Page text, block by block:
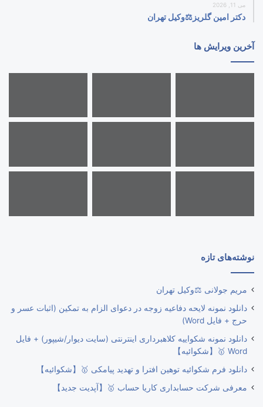
می 11, 2026
دکتر امین گلریز⚖️وکیل تهران
آخرین ویرایش ها
نوشته‌های تازه
مریم جولانی ⚖️وکیل تهران
دانلود نمونه لایحه دفاعیه زوجه در دعوای الزام به تمکین (اثبات عسر و
حرج + فایل Word)
دانلود نمونه شکواییه کلاهبرداری اینترنتی (سایت دیوار/شیپور) + فایل
Word 🥇【شکوائیه】
دانلود فرم شکوائیه توهین افترا و تهدید پیامکی 🥇【شکوائیه】
معرفی شرکت حسابداری کاریا حساب 🥇【آپدیت جدید】